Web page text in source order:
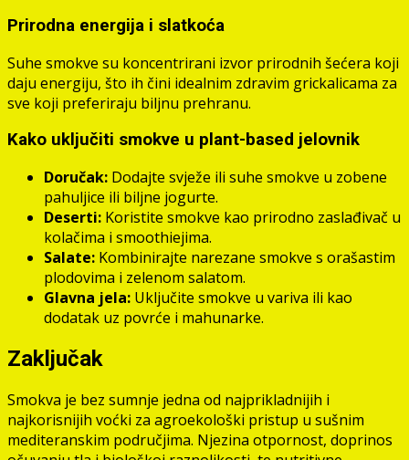
Prirodna energija i slatkoća
Suhe smokve su koncentrirani izvor prirodnih šećera koji
daju energiju, što ih čini idealnim zdravim grickalicama za
sve koji preferiraju biljnu prehranu.
Kako uključiti smokve u plant-based jelovnik
Doručak: Dodajte svježe ili suhe smokve u zobene
pahuljice ili biljne jogurte.
Deserti: Koristite smokve kao prirodno zaslađivač u
kolačima i smoothiejima.
Salate: Kombinirajte narezane smokve s orašastim
plodovima i zelenom salatom.
Glavna jela: Uključite smokve u variva ili kao
dodatak uz povrće i mahunarke.
Zaključak
Smokva je bez sumnje jedna od najprikladnijih i
najkorisnijih voćki za agroekološki pristup u sušnim
mediteranskim područjima. Njezina otpornost, doprinos